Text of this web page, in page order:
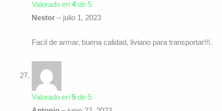
Valorado en 4de 5
Nestor – julio 1, 2023
Facil de armar, buena calidad, liviano para transportar!!!.
Valorado en 5de 5